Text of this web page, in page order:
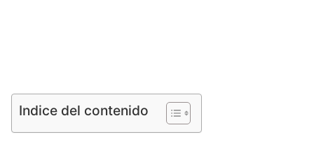
Indice del contenido